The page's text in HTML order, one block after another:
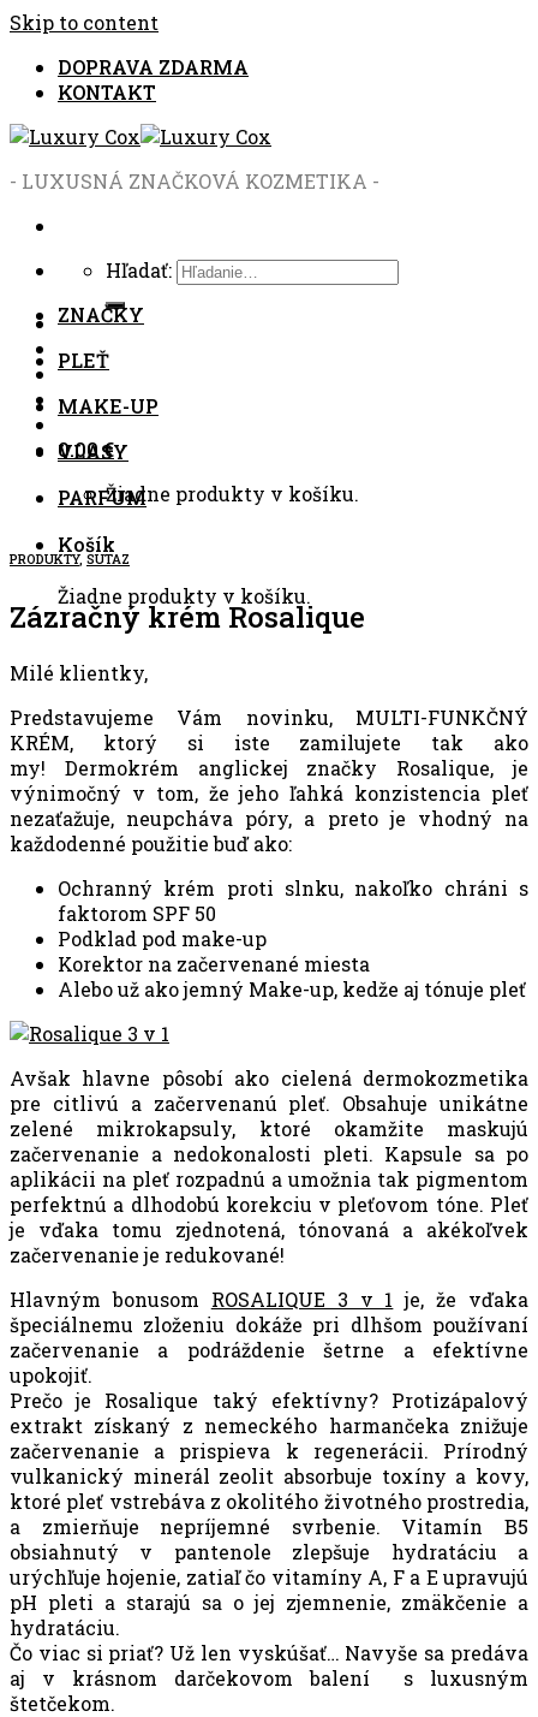
Skip to content
DOPRAVA ZDARMA
KONTAKT
- LUXUSNÁ ZNAČKOVÁ KOZMETIKA -
Hľadať:
0.00€
Žiadne produkty v košíku.
Košík
Žiadne produkty v košíku.
ZNAČKY
PLEŤ
MAKE-UP
VLASY
PARFUM
PRODUKTY, SUTAZ
Zázračný krém Rosalique
Milé klientky,
Predstavujeme Vám novinku, MULTI-FUNKČNÝ
KRÉM, ktorý si iste zamilujete tak ako
my! Dermokrém anglickej značky Rosalique, je
výnimočný v tom, že jeho ľahká konzistencia pleť
nezaťažuje, neupcháva póry, a preto je vhodný na
každodenné použitie buď ako:
Ochranný krém proti slnku, nakoľko chráni s
faktorom SPF 50
Podklad pod make-up
Korektor na začervenané miesta
Alebo už ako jemný Make-up, kedže aj tónuje pleť
Avšak hlavne pôsobí ako cielená dermokozmetika
pre citlivú a začervenanú pleť. Obsahuje unikátne
zelené mikrokapsuly, ktoré okamžite maskujú
začervenanie a nedokonalosti pleti. Kapsule sa po
aplikácii na pleť rozpadnú a umožnia tak pigmentom
perfektnú a dlhodobú korekciu v pleťovom tóne. Pleť
je vďaka tomu zjednotená, tónovaná a akékoľvek
začervenanie je redukované!
Hlavným bonusom ROSALIQUE 3 v 1 je, že vďaka
špeciálnemu zloženiu dokáže pri dlhšom používaní
začervenanie a podráždenie šetrne a efektívne
upokojiť.
Prečo je Rosalique taký efektívny? Protizápalový
extrakt získaný z nemeckého harmančeka znižuje
začervenanie a prispieva k regenerácii. Prírodný
vulkanický minerál zeolit absorbuje toxíny a kovy,
ktoré pleť vstrebáva z okolitého životného prostredia,
a zmierňuje nepríjemné svrbenie. Vitamín B5
obsiahnutý v pantenole zlepšuje hydratáciu a
urýchľuje hojenie, zatiaľ čo vitamíny A, F a E upravujú
pH pleti a starajú sa o jej zjemnenie, zmäkčenie a
hydratáciu.
Čo viac si priať? Už len vyskúšať… Navyše sa predáva
aj v krásnom darčekovom balení s luxusným
štetčekom.